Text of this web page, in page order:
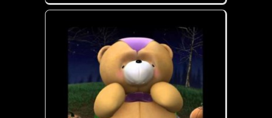
Heute einfach mal nichts tun außer relaxen ;-)